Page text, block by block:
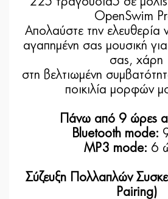
OpenSwim
Απολαύστε την ελευθερία
αγαπημένη σας μουσική
σας, χάρη
στη βελτιωμένη
ποικιλία μορφών
Πάνω από 9 ώρες
Bluetooth mode:
MP3 mode: 6
Σύζευξη Πολλαπλών
Pairing)